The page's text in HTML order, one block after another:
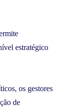
estratégico
os gestores
de